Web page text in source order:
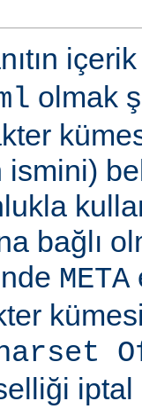
olmak
ismini)
bağlı
META
iptal